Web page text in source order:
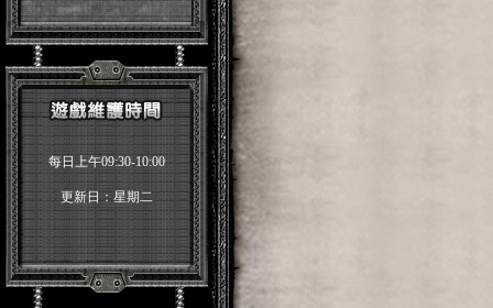
每日上午09:30-10:00
更新日：星期二